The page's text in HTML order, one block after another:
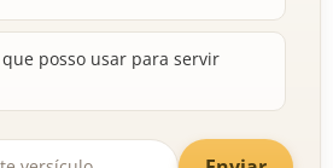
posso usar para servir